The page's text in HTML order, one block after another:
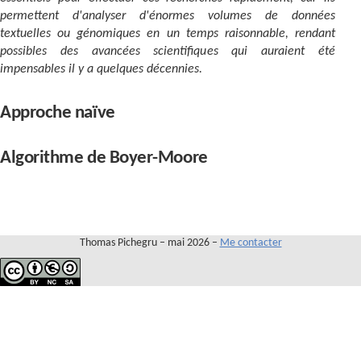
permettent d'analyser d'énormes volumes de données
textuelles ou génomiques en un temps raisonnable, rendant
possibles des avancées scientifiques qui auraient été
impensables il y a quelques décennies.
Approche naïve
Algorithme de Boyer-Moore
Thomas Pichegru – mai 2026 – Me contacter